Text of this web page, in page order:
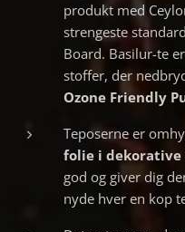
produkt med
strengeste
Board. Basilur-te
stoffer, der
Ozone Friendly
Teposerne er
folie i
god og giver dig
nyde hver en kop